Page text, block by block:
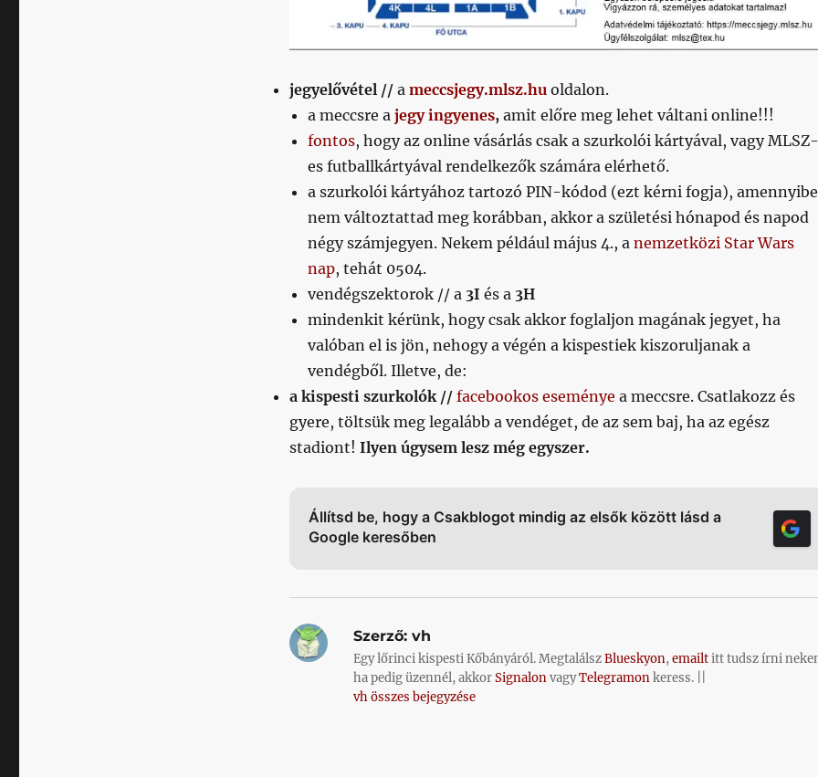
jegyelővétel // a meccsjegy.mlsz.hu oldalon.
a meccsre a jegy ingyenes, amit előre meg lehet váltani online!!!
fontos, hogy az online vásárlás csak a szurkolói kártyával, vagy MLSZ-
es futballkártyával rendelkezők számára elérhető.
a szurkolói kártyához tartozó PIN-kódod (ezt kérni fogja),
nem változtattad meg korábban, akkor a születési hónapod és napod
négy számjegyen. Nekem például május 4., a nemzetközi Star Wars
nap, tehát 0504.
vendégszektorok // a 3I és a 3H
mindenkit kérünk, hogy csak akkor foglaljon magának jegyet, ha
valóban el is jön, nehogy a végén a kispestiek kiszoruljanak a
vendégből. Illetve, de:
a kispesti szurkolók // facebookos eseménye a meccsre. Csatlakozz és
gyere, töltsük meg legalább a vendéget, de az sem baj, ha az egész
stadiont! Ilyen úgysem lesz még egyszer.
Állítsd be, hogy a Csakblogot mindig az elsők között lásd a
Google keresőben
Szerző:vh
Egy lőrinci kispesti Kőbányáról. MegtalálszBlueskyon,emailtitt tudsz írni
ha pedig üzennél, akkorSignalonvagyTelegramonkeress. ||
vh összes bejegyzése